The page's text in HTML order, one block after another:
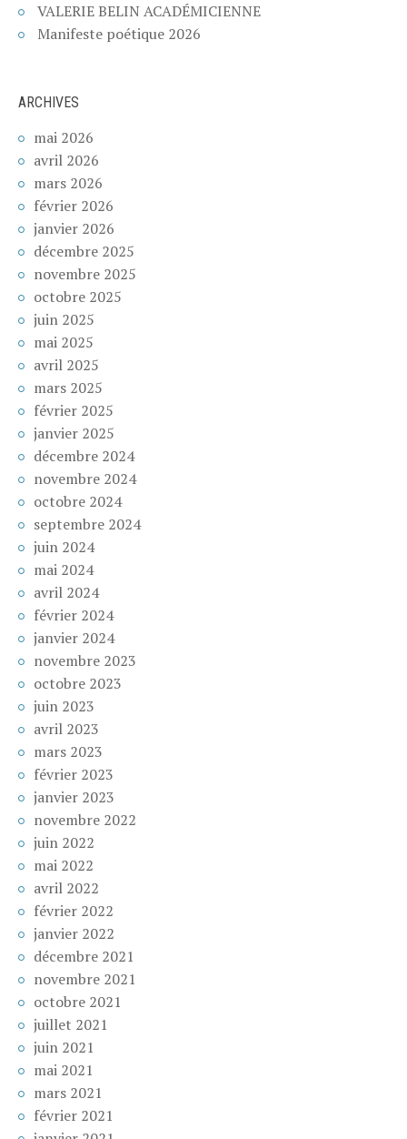
VALERIE BELIN ACADÉMICIENNE
Manifeste poétique 2026
ARCHIVES
mai 2026
avril 2026
mars 2026
février 2026
janvier 2026
décembre 2025
novembre 2025
octobre 2025
juin 2025
mai 2025
avril 2025
mars 2025
février 2025
janvier 2025
décembre 2024
novembre 2024
octobre 2024
septembre 2024
juin 2024
mai 2024
avril 2024
février 2024
janvier 2024
novembre 2023
octobre 2023
juin 2023
avril 2023
mars 2023
février 2023
janvier 2023
novembre 2022
juin 2022
mai 2022
avril 2022
février 2022
janvier 2022
décembre 2021
novembre 2021
octobre 2021
juillet 2021
juin 2021
mai 2021
mars 2021
février 2021